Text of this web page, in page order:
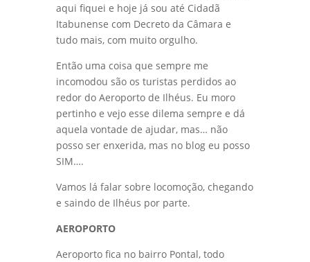
aqui fiquei e hoje já sou até Cidadã
Itabunense com Decreto da Câmara e
tudo mais, com muito orgulho.
Então uma coisa que sempre me
incomodou são os turistas perdidos ao
redor do Aeroporto de Ilhéus. Eu moro
pertinho e vejo esse dilema sempre e dá
aquela vontade de ajudar, mas… não
posso ser enxerida, mas no blog eu posso
SIM….
Vamos lá falar sobre locomoção, chegando
e saindo de Ilhéus por parte.
AEROPORTO
Aeroporto fica no bairro Pontal, todo